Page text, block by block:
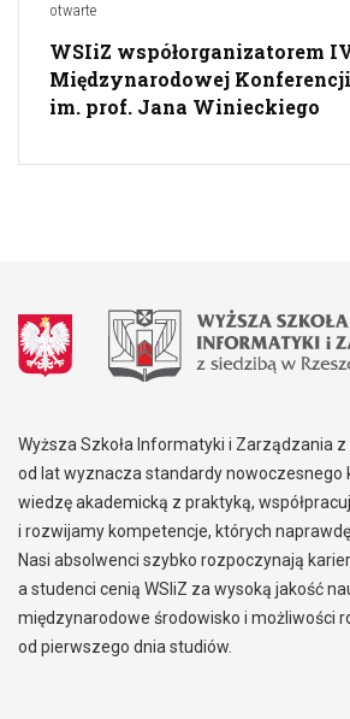
otwarte
WSIiZ współorganizatorem
Międzynarodowej
im. prof. Jana Winieckiego
Wyższa Szkoła Informatyki i Zarządzania
od lat wyznacza standardy nowoczesnego
wiedzę akademicką z praktyką,
i rozwijamy kompetencje, których
Nasi absolwenci szybko rozpoczynają
a studenci cenią WSIiZ za wysoką jakość
międzynarodowe środowisko i możliwości
od pierwszego dnia studiów.